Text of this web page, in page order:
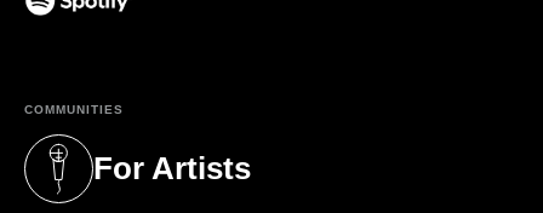
COMMUNITIES
For Artists
(opens in a new tab)